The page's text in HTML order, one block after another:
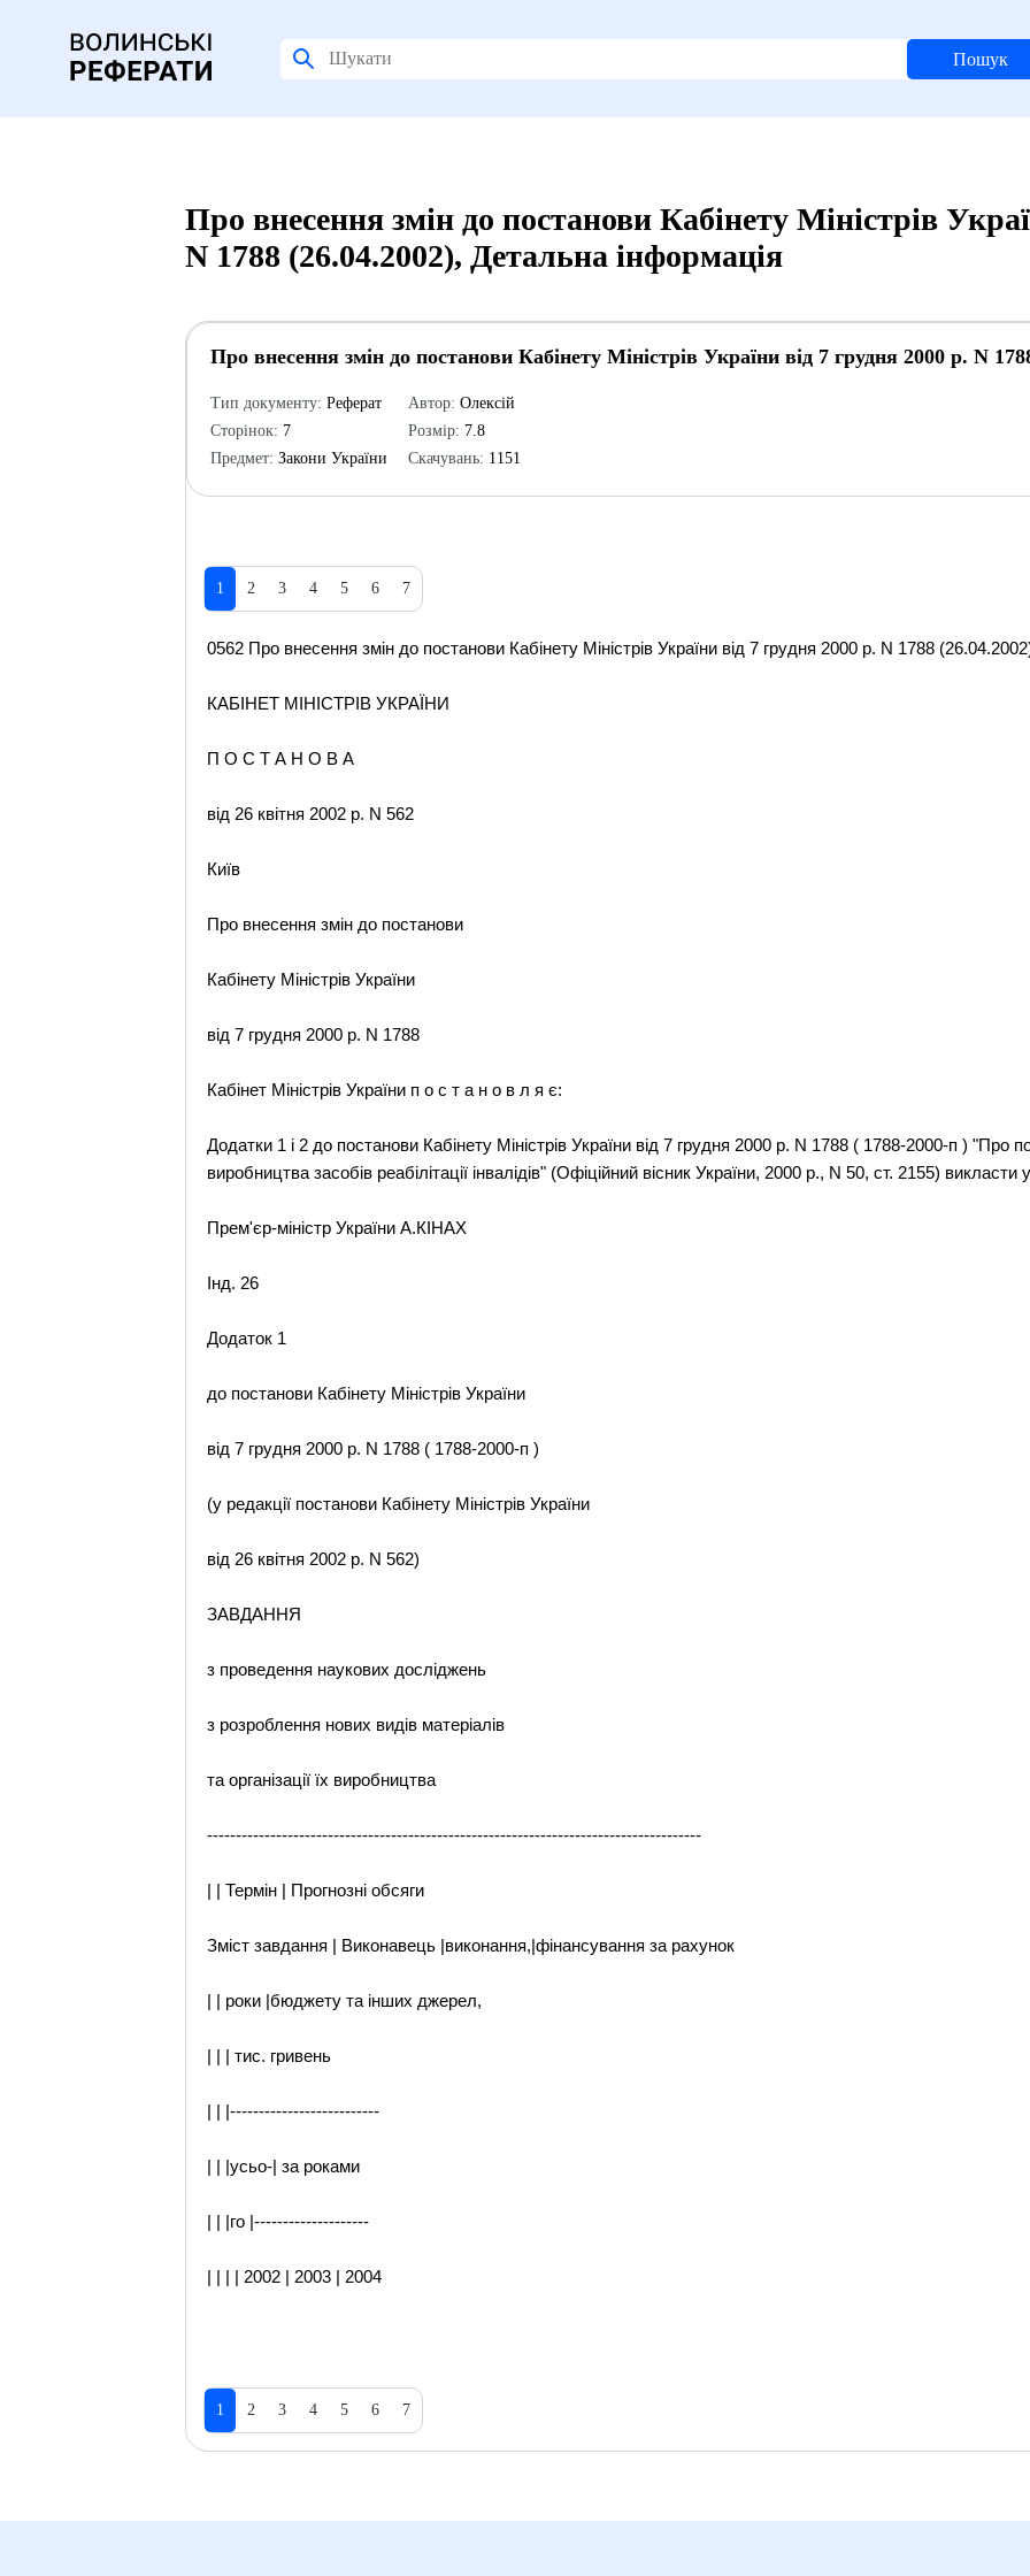
Пошук
Про внесення змін до постанови Кабінету Міністрів
N 1788 (26.04.2002), Детальна інформація
Про внесення змін до постанови Кабінету Міністрів України від 7 грудня 2000 р. N
Тип документу: Реферат
Сторінок: 7
Предмет: Закони України
Автор: Олексій
Розмір: 7.8
Скачувань: 1151
1 2 3 4 5 6 7
0562 Про внесення змін до постанови Кабінету Міністрів України від 7 грудня 2000 р. N 1788
КАБІНЕТ МІНІСТРІВ УКРАЇНИ
П О С Т А Н О В А
від 26 квітня 2002 р. N 562
Київ
Про внесення змін до постанови
Кабінету Міністрів України
від 7 грудня 2000 р. N 1788
Кабінет Міністрів України п о с т а н о в л я є:
Додатки 1 і 2 до постанови Кабінету Міністрів України від 7 грудня 2000 р. N 1788 ( 1788-2000-п ) "Про
виробництва засобів реабілітації інвалідів" (Офіційний вісник України, 2000 р., N 50, ст. 2155)
Прем'єр-міністр України А.КІНАХ
Інд. 26
Додаток 1
до постанови Кабінету Міністрів України
від 7 грудня 2000 р. N 1788 ( 1788-2000-п )
(у редакції постанови Кабінету Міністрів України
від 26 квітня 2002 р. N 562)
ЗАВДАННЯ
з проведення наукових досліджень
з розроблення нових видів матеріалів
та організації їх виробництва
--------------------------------------------------------------------------------------
| | Термін | Прогнозні обсяги
Зміст завдання | Виконавець |виконання,|фінансування за рахунок
| | роки |бюджету та інших джерел,
| | | тис. гривень
| | |--------------------------
| | |усьо-| за роками
| | |го |--------------------
| | | | 2002 | 2003 | 2004
1 2 3 4 5 6 7